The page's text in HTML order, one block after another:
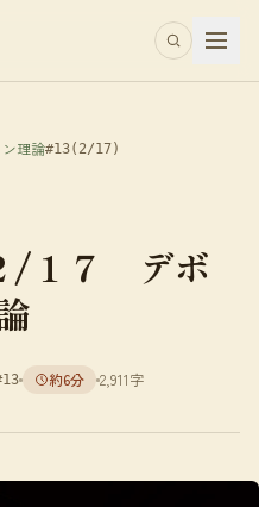
理論#13(2/17)
１７ デボ
約6分 2,911字